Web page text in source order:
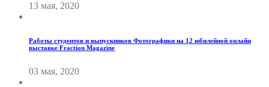
13 мая, 2020
Работы студентов и выпускников Фотографики на 12 юбилейной онлайн
выставке Fraction Magazine
03 мая, 2020